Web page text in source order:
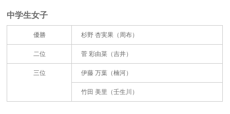
中学生女子
優勝 杉野 杏実果（周布）
二位 菅 彩由菜（吉井）
三位 伊藤 万葉（楠河）
竹田 美里（壬生川）